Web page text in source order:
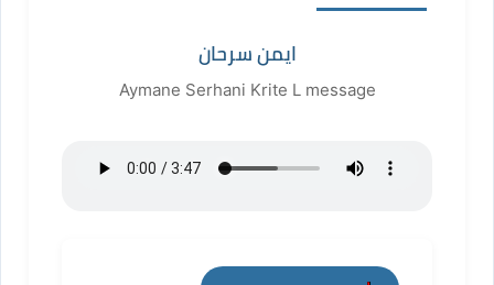
ايمن سرحان
Aymane Serhani Krite L message